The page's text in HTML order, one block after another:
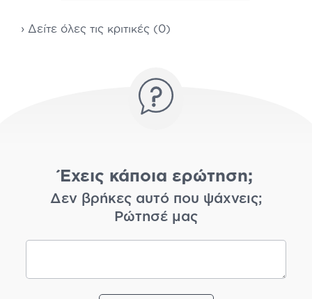
› Δείτε όλες τις κριτικές (0)
Έχεις κάποια ερώτηση;
Δεν βρήκες αυτό που ψάχνεις;
Ρώτησέ μας